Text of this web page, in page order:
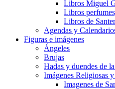
Libros Miguel
Libros
Libros de
Agendas y
Figuras e imágenes
Ángeles
Brujas
Hadas y duendes de
Imágenes Religiosas y
Imagenes de